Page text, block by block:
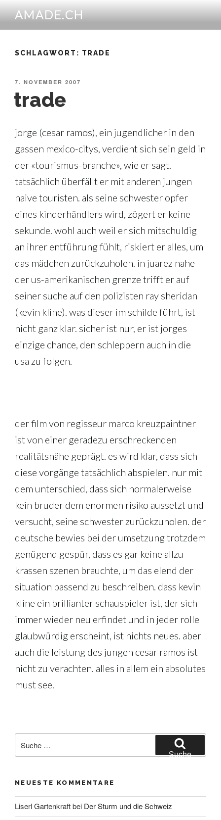
Inhalt
springen
AMADE.CH
SCHLAGWORT: TRADE
VERÖFFENTLICHT
7. NOVEMBER 2007
trade
jorge (cesar ramos), ein jugendlicher in den
gassen mexico-citys, verdient sich sein geld in
der «tourismus-branche», wie er sagt.
tatsächlich überfällt er mit anderen jungen
naive touristen. als seine schwester opfer
eines kinderhändlers wird, zögert er keine
sekunde. wohl auch weil er sich mitschuldig
an ihrer entführung fühlt, riskiert er alles, um
das mädchen zurückzuholen. in juarez nahe
der us-amerikanischen grenze trifft er auf
seiner suche auf den polizisten ray sheridan
(kevin kline). was dieser im schilde führt, ist
nicht ganz klar. sicher ist nur, er ist jorges
einzige chance, den schleppern auch in die
usa zu folgen.
der film von regisseur marco kreuzpaintner
ist von einer geradezu erschreckenden
realitätsnähe geprägt. es wird klar, dass sich
diese vorgänge tatsächlich abspielen. nur mit
dem unterschied, dass sich normalerweise
kein bruder dem enormen risiko aussetzt und
versucht, seine schwester zurückzuholen. der
deutsche bewies bei der umsetzung trotzdem
genügend gespür, dass es gar keine allzu
krassen szenen brauchte, um das elend der
situation passend zu beschreiben. dass kevin
kline ein brillianter schauspieler ist, der sich
immer wieder neu erfindet und in jeder rolle
glaubwürdig erscheint, ist nichts neues. aber
auch die leistung des jungen cesar ramos ist
nicht zu verachten. alles in allem ein absolutes
must see.
nach:
Suche
NEUESTE KOMMENTARE
Liserl Gartenkraftbei Der Sturm und die Schweiz